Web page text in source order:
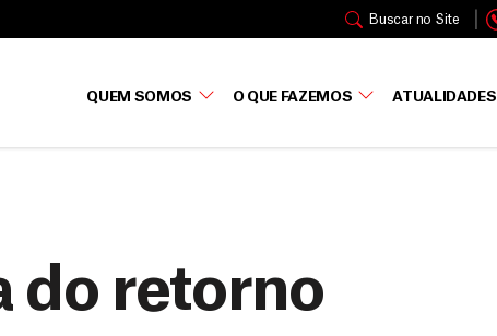
Buscar no Site
QUEM SOMOS O QUE FAZEMOS ATUALIDADES
do retorno